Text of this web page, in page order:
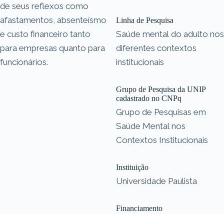
de seus reflexos como
afastamentos, absenteísmo
e custo financeiro tanto
para empresas quanto para
funcionários.
Linha de Pesquisa
Saúde mental do adulto nos
diferentes contextos
institucionais
Grupo de Pesquisa da UNIP
cadastrado no CNPq
Grupo de Pesquisas em
Saúde Mental nos
Contextos Institucionais
Instituição
Universidade Paulista
Financiamento